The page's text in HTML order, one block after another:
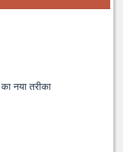
नया तरीका